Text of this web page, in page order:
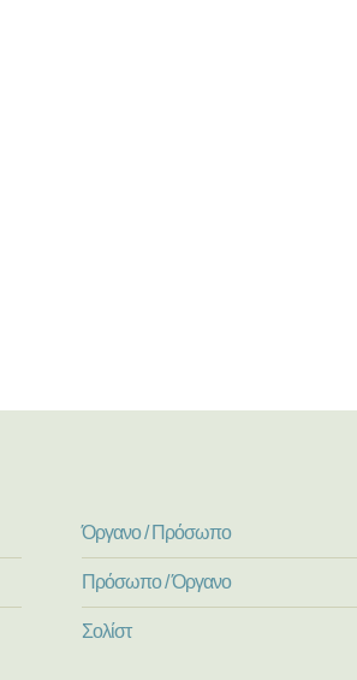
Όργανο / Πρόσωπο
Πρόσωπο / Όργανο
Σολίστ